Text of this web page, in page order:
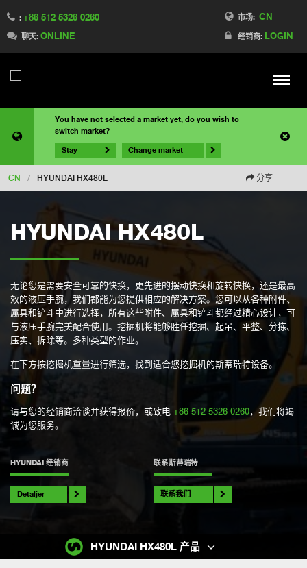
市场: CN
经销商: LOGIN
: +86 512 5326 0260
聊天: ONLINE
Meny
You have not selected a market yet, do you wish to
switch market?
Stay Change market
CN / HYUNDAI HX480L 分享
HYUNDAI HX480L
无论您是需要安全可靠的快换，更先进的摆动快换和旋转快换，还是最高
效的液压手腕，我们都能为您提供相应的解决方案。您可以从各种附件、
属具和铲斗中进行选择，所有这些附件、属具和铲斗都经过精心设计，可
与液压手腕完美配合使用。挖掘机将能够胜任挖掘、起吊、平整、分拣、
压实、拆除等。多种类型的作业。
在下方按挖掘机重量进行筛选，找到适合您挖掘机的斯蒂瑞特设备。
问题？
请与您的经销商洽谈并获得报价，或致电 +86 512 5326 0260，我们将竭
诚为您服务。
HYUNDAI 经销商
Detaljer
联系斯蒂瑞特
联系我们
HYUNDAI HX480L 产品